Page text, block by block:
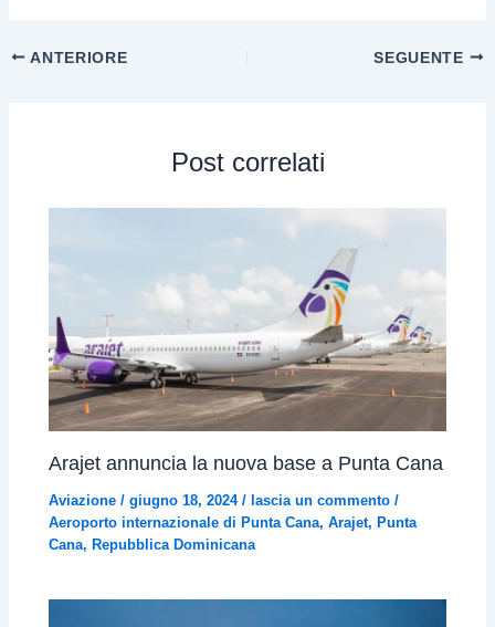
ANTERIORE SEGUENTE
Post correlati
Arajet annuncia la nuova base a Punta Cana
Aviazione /giugno 18, 2024/ lascia un commento /
Aeroporto internazionale di Punta Cana,Arajet, Punta
Cana, Repubblica Dominicana